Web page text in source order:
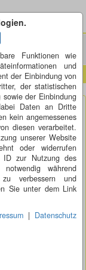
Funktionen wie
und
der Einbindung von
der statistischen
sowie der Einbindung
Daten an Dritte
kein angemessenes
diesen verarbeitet.
unserer Website
oder widerrufen
zur Nutzung des
notwendig während
verbessern und
Sie unter dem Link
| Datenschutz
» Horgenzell (BW)